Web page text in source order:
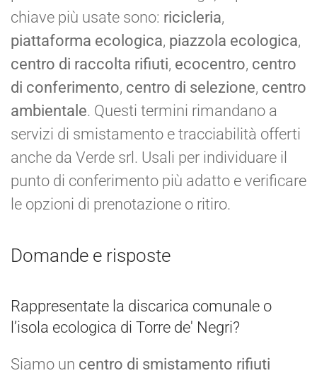
chiave più usate sono: ricicleria,
piattaforma ecologica, piazzola ecologica,
centro di raccolta rifiuti, ecocentro, centro
di conferimento, centro di selezione, centro
ambientale. Questi termini rimandano a
servizi di smistamento e tracciabilità offerti
anche da Verde srl. Usali per individuare il
punto di conferimento più adatto e verificare
le opzioni di prenotazione o ritiro.
Domande e risposte
Rappresentate la discarica comunale o
l’isola ecologica di Torre de' Negri?
Siamo un centro di smistamento rifiuti